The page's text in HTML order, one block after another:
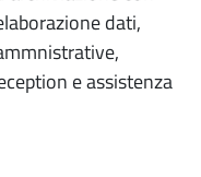
dati,
e assistenza